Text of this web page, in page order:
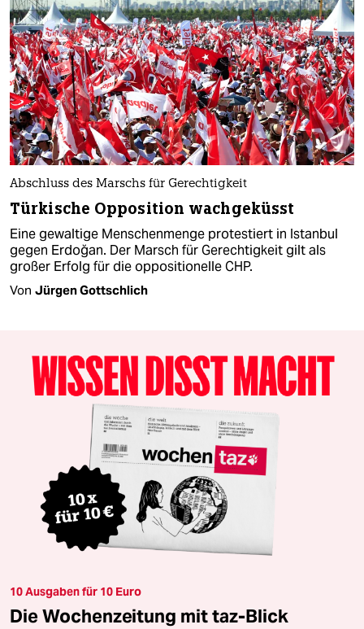
Abschluss des Marschs für Gerechtigkeit
Türkische Opposition wachgeküsst
Eine gewaltige Menschenmenge protestiert in Istanbul
gegen Erdoğan. Der Marsch für Gerechtigkeit gilt als
großer Erfolg für die oppositionelle CHP.
Von Jürgen Gottschlich
10 Ausgaben für 10 Euro
Die Wochenzeitung mit taz-Blick